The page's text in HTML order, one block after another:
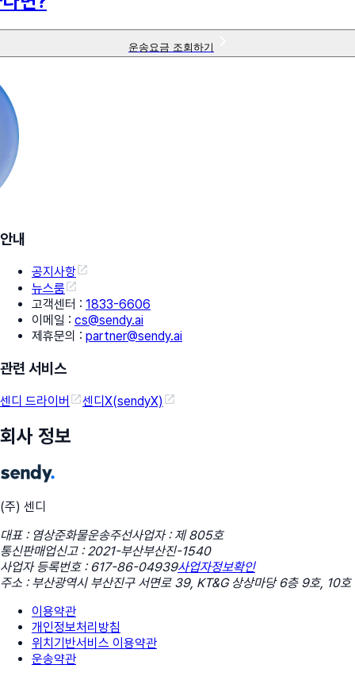
운송요금 조회하기
안내
공지사항
뉴스룸
고객센터 : 1833-6606
이메일 : cs@sendy.ai
제휴문의 : partner@sendy.ai
관련 서비스
센디 드라이버 센디X(sendyX)
회사 정보
(주) 센디
대표 : 염상준화물운송주선사업자 : 제 805호
통신판매업신고 : 2021-부산부산진-1540
사업자 등록번호 : 617-86-04939사업자정보확인
주소 : 부산광역시 부산진구 서면로 39, KT&G 상상마당 6층 9호, 10호
이용약관
개인정보처리방침
위치기반서비스 이용약관
운송약관